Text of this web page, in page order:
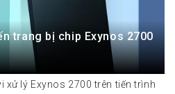
trang bị chip Exynos 2700
xử lý Exynos 2700 trên tiến trình